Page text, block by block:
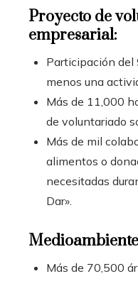
Proyecto de
empresarial:
Participación del
menos una
Más de 11,000
de voluntariado
Más de mil
alimentos o
necesitadas
Dar».
Más de 70,500